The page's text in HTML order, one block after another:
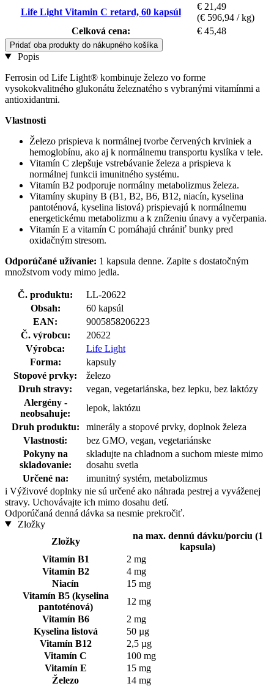
Life Light Vitamin C retard, 60 kapsúl
€ 21,49
(€ 596,94 / kg)
Celková cena:
€ 45,48
Pridať oba produkty do nákupného košíka
Popis
Ferrosin od Life Light® kombinuje železo vo forme
vysokokvalitného glukonátu železnatého s vybranými vitamínmi a
antioxidantmi.
Vlastnosti
Železo prispieva k normálnej tvorbe červených krviniek a
hemoglobínu, ako aj k normálnemu transportu kyslíka v tele.
Vitamín C zlepšuje vstrebávanie železa a prispieva k
normálnej funkcii imunitného systému.
Vitamín B2 podporuje normálny metabolizmus železa.
Vitamíny skupiny B (B1, B2, B6, B12, niacín, kyselina
pantoténová, kyselina listová) prispievajú k normálnemu
energetickému metabolizmu a k zníženiu únavy a vyčerpania.
Vitamín E a vitamín C pomáhajú chrániť bunky pred
oxidačným stresom.
Odporúčané užívanie: 1 kapsula denne. Zapite s dostatočným
množstvom vody mimo jedla.
Č. produktu:
LL-20622
Obsah:
60 kapsúl
EAN:
9005858206223
Č. výrobcu:
20622
Výrobca:
Life Light
Forma:
kapsuly
Stopové prvky:
železo
Druh stravy:
vegan, vegetariánska, bez lepku, bez laktózy
Alergény -
neobsahuje:
lepok, laktózu
Druh produktu:
minerály a stopové prvky, doplnok železa
Vlastnosti:
bez GMO, vegan, vegetariánske
Pokyny na
skladovanie:
skladujte na chladnom a suchom mieste mimo
dosahu svetla
Určené na:
imunitný systém, metabolizmus
i Výživové doplnky nie sú určené ako náhrada pestrej a vyváženej
stravy. Uchovávajte ich mimo dosahu detí.
Odporúčaná denná dávka sa nesmie prekročiť.
Zložky
Zložky
na max. dennú dávku/porciu (1
kapsula)
Vitamín B1
2 mg
Vitamín B2
4 mg
Niacín
15 mg
Vitamín B5 (kyselina
pantoténová)
12 mg
Vitamín B6
2 mg
Kyselina listová
50 µg
Vitamín B12
2,5 µg
Vitamín C
100 mg
Vitamín E
15 mg
Železo
14 mg